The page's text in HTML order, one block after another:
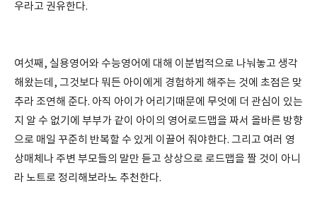
우라고 권유한다.
여섯째, 실용영어와 수능영어에 대해 이분법적으로 나눠놓고 생각
해왔는데, 그것보다 뭐든 아이에게 경험하게 해주는 것에 초점은 맞
추라 조연해 준다. 아직 아이가 어리기때문에 무엇에 더 관심이 있는
지 알 수 없기에 부부가 같이 아이의 영어로드맵을 짜서 올바른 방향
으로 매일 꾸준히 반복할 수 있게 이끌어 줘야한다. 그리고 여러 영
상매체나 주변 부모들의 말만 듣고 상상으로 로드맵을 짤 것이 아니
라 노트로 정리해보라노 추천한다.